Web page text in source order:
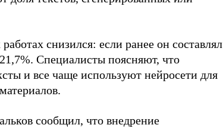
снизился: если ранее он составлял
Специалисты поясняют, что
и все чаще используют нейросети для
сообщил, что внедрение